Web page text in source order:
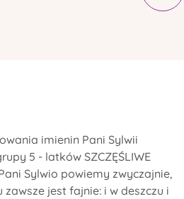
imienin Pani Sylwii
5 - latków SZCZĘŚLIWE
Sylwio powiemy zwyczajnie,
zawsze jest fajnie: i w deszczu i